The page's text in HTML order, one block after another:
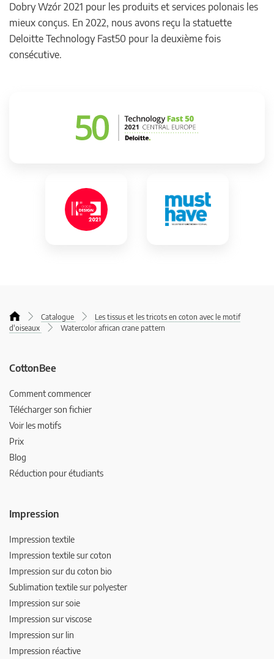
Dobry Wzór 2021 pour les produits et services polonais les
mieux conçus. En 2022, nous avons reçu la statuette
Deloitte Technology Fast50 pour la deuxième fois
consécutive.
Catalogue
Les tissus et les tricots en coton avec le motif
d'oiseaux
Watercolor african crane pattern
CottonBee
Comment commencer
Télécharger son fichier
Voir les motifs
Prix
Blog
Réduction pour étudiants
Impression
Impression textile
Impression textile sur coton
Impression sur du coton bio
Sublimation textile sur polyester
Impression sur soie
Impression sur viscose
Impression sur lin
Impression réactive